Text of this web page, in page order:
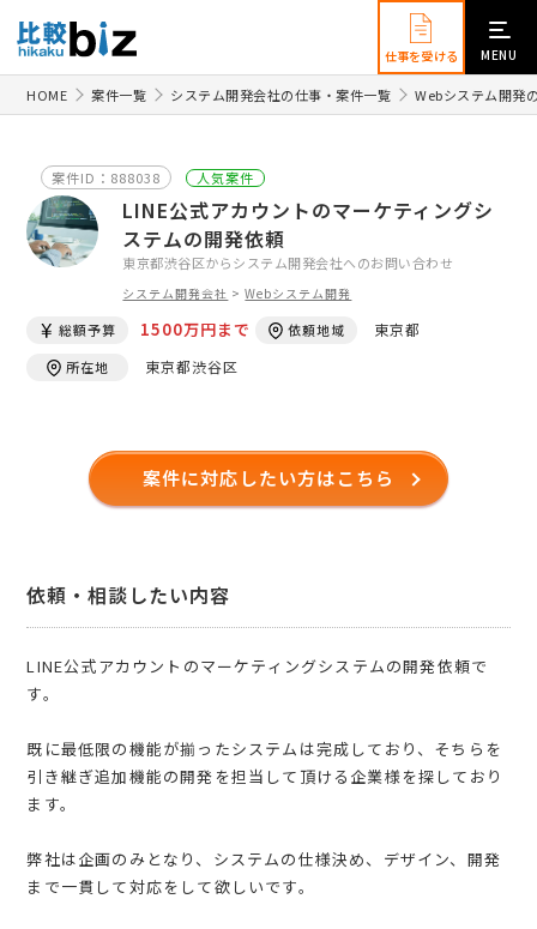
仕事を受ける MENU
HOME 案件一覧 システム開発会社の仕事・案件一覧 Webシステム開発
案件ID：888038 人気案件
LINE公式アカウントのマーケティングシ
ステムの開発依頼
東京都渋谷区からシステム開発会社へのお問い合わせ
システム開発会社 >Webシステム開発
総額予算 1500万円まで 依頼地域 東京都
所在地 東京都渋谷区
案件に対応したい方はこちら
依頼・相談したい内容
LINE公式アカウントのマーケティングシステムの開発依頼で
す。
既に最低限の機能が揃ったシステムは完成しており、そちらを
引き継ぎ追加機能の開発を担当して頂ける企業様を探しており
ます。
弊社は企画のみとなり、システムの仕様決め、デザイン、開発
まで一貫して対応をして欲しいです。